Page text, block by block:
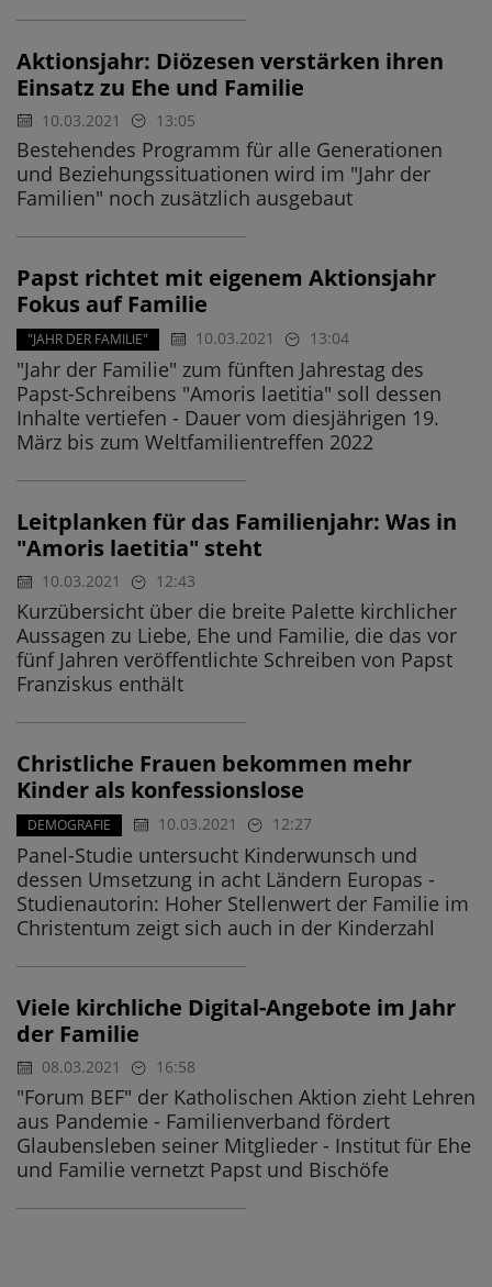
Aktionsjahr: Diözesen verstärken ihren
Einsatz zu Ehe und Familie
10.03.2021 13:05
Bestehendes Programm für alle Generationen
und Beziehungssituationen wird im "Jahr der
Familien" noch zusätzlich ausgebaut
Papst richtet mit eigenem Aktionsjahr
Fokus auf Familie
"JAHR DER FAMILIE" 10.03.2021 13:04
"Jahr der Familie" zum fünften Jahrestag des
Papst-Schreibens "Amoris laetitia" soll dessen
Inhalte vertiefen - Dauer vom diesjährigen 19.
März bis zum Weltfamilientreffen 2022
Leitplanken für das Familienjahr: Was in
"Amoris laetitia" steht
10.03.2021 12:43
Kurzübersicht über die breite Palette kirchlicher
Aussagen zu Liebe, Ehe und Familie, die das vor
fünf Jahren veröffentlichte Schreiben von Papst
Franziskus enthält
Christliche Frauen bekommen mehr
Kinder als konfessionslose
DEMOGRAFIE 10.03.2021 12:27
Panel-Studie untersucht Kinderwunsch und
dessen Umsetzung in acht Ländern Europas -
Studienautorin: Hoher Stellenwert der Familie im
Christentum zeigt sich auch in der Kinderzahl
Viele kirchliche Digital-Angebote im Jahr
der Familie
08.03.2021 16:58
"Forum BEF" der Katholischen Aktion zieht Lehren
aus Pandemie - Familienverband fördert
Glaubensleben seiner Mitglieder - Institut für Ehe
und Familie vernetzt Papst und Bischöfe